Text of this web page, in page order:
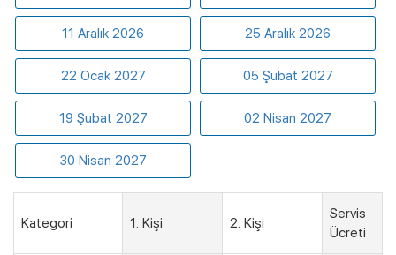
11 Aralık 2026 25 Aralık 2026
22 Ocak 2027 05 Şubat 2027
19 Şubat 2027 02 Nisan 2027
30 Nisan 2027
Kategori 1. Kişi 2. Kişi
Servis
Ücreti